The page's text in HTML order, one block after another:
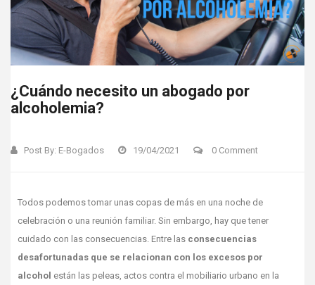
¿Cuándo necesito un abogado por
alcoholemia?
Post By: E-Bogados 19/04/2021 0 Comment
Todos podemos tomar unas copas de más en una noche de
celebración o una reunión familiar. Sin embargo, hay que tener
cuidado con las consecuencias. Entre las consecuencias
desafortunadas que se relacionan con los excesos por
alcohol están las peleas, actos contra el mobiliario urbano en la